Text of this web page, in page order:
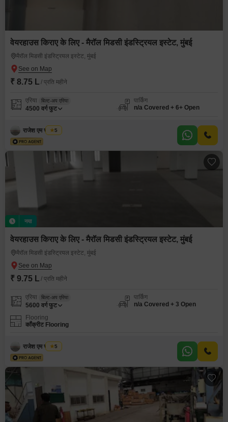
वेयरहाउस किराए के लिए - मैरॉल मिडसी इंडस्ट्रियल इस्टेट, मुंबई
मैरॉल मिडसी इंडस्ट्रियल इस्टेट, मुंबई
₹ 8.75 L / प्रति महीने
एरिया बिल्ट-अप एरिया
4500 वर्ग फुट
पार्किंग
n/a Covered + 6+ Open
राजेश एम चौरसिया
5
नया
वेयरहाउस किराए के लिए - मैरॉल मिडसी इंडस्ट्रियल इस्टेट, मुंबई
मैरॉल मिडसी इंडस्ट्रियल इस्टेट, मुंबई
₹ 9.75 L / प्रति महीने
एरिया बिल्ट-अप एरिया
5600 वर्ग फुट
पार्किंग
n/a Covered + 3 Open
Flooring
कॉंक्रीट Flooring
राजेश एम चौरसिया
5